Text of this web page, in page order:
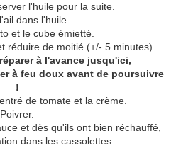
l'huile pour la suite.
dans l'huile.
et le cube émietté.
réduire de moitié (+/- 5 minutes).
à l'avance jusqu'ici,
à feu doux avant de poursuivre
!
de tomate et la crème.
Poivrer.
et dès qu'ils ont bien réchauffé,
dans les cassolettes.